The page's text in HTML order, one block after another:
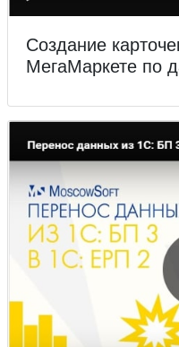
Создание
МегаМаркете по